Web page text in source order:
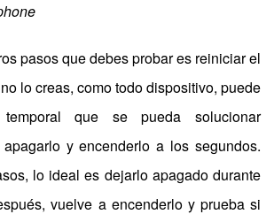
pasos que debes probar es reiniciar el
lo creas, como todo dispositivo, puede
que se pueda solucionar
y encenderlo a los segundos.
lo ideal es dejarlo apagado durante
vuelve a encenderlo y prueba si